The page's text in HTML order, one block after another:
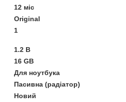
12 міс
Original
1
1.2 В
16 GB
Для ноутбука
Пасивна (радіатор)
Новий